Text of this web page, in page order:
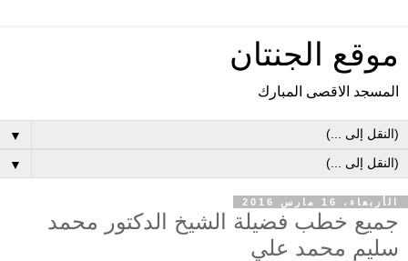
موقع الجنتان
المسجد الاقصى المبارك
▼
▼
الأربعاء، 16 مارس 2016
جميع خطب فضيلة الشيخ الدكتور محمد
سليم محمد علي